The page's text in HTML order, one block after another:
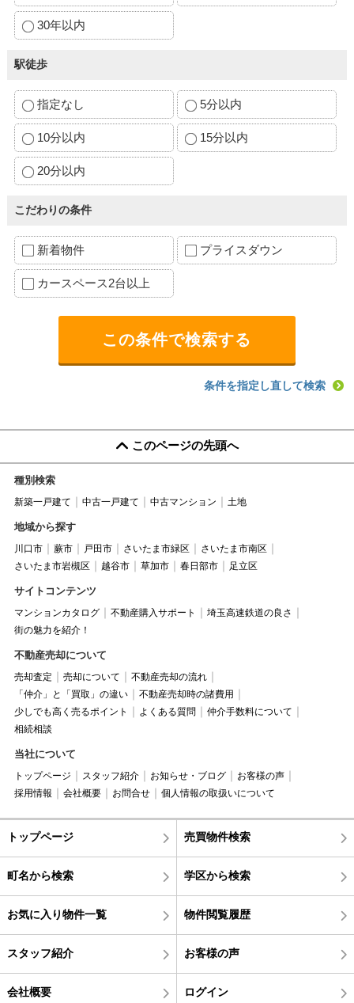
30年以内
駅徒歩
指定なし 5分以内
10分以内 15分以内
20分以内
こだわりの条件
新着物件 プライスダウン
カースペース2台以上
条件を指定し直して検索
このページの先頭へ
種別検索
新築一戸建て 中古一戸建て 中古マンション 土地
地域から探す
川口市 蕨市 戸田市 さいたま市緑区
さいたま市南区
さいたま市岩槻区
越谷市 草加市 春日部市 足立区
サイトコンテンツ
マンションカタログ 不動産購入サポート
埼玉高速鉄道の良さ
街の魅力を紹介！
不動産売却について
売却査定 売却について
不動産売却の流れ
「仲介」と「買取」の違い
不動産売却時の諸費用
少しでも高く売るポイント
よくある質問
仲介手数料について
相続相談
当社について
トップページ スタッフ紹介 お知らせ・ブログ
お客様の声
採用情報
会社概要 お問合せ 個人情報の取扱いについて
トップページ 売買物件検索
町名から検索 学区から検索
お気に入り物件一覧 物件閲覧履歴
スタッフ紹介 お客様の声
会社概要 ログイン